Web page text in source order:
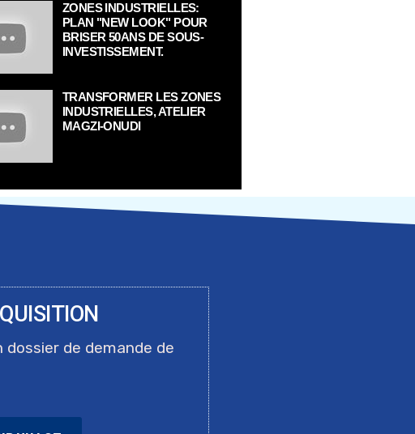
ZONES INDUSTRIELLES:
PLAN "NEW LOOK" POUR
BRISER 50ANS DE SOUS-
INVESTISSEMENT.
TRANSFORMER LES ZONES
INDUSTRIELLES, ATELIER
MAGZI-ONUDI
de demande de